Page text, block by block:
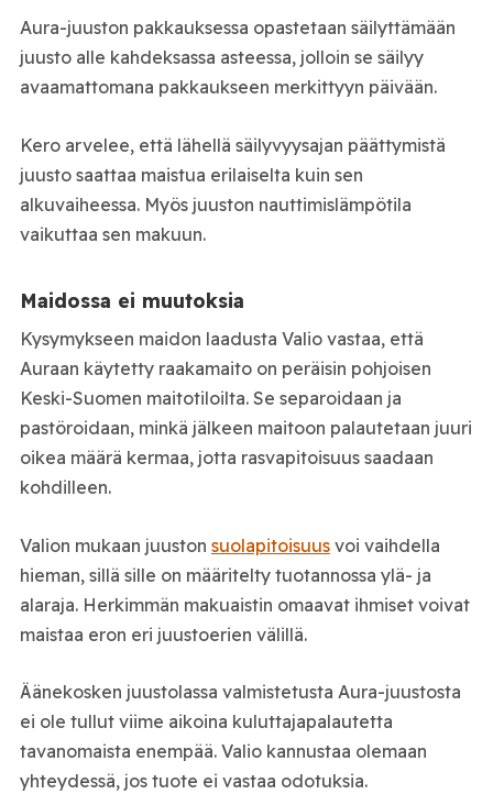
Aura-juuston pakkauksessa opastetaan säilyttämään
juusto alle kahdeksassa asteessa, jolloin se säilyy
avaamattomana pakkaukseen merkittyyn päivään.
Kero arvelee, että lähellä säilyvyysajan päättymistä
juusto saattaa maistua erilaiselta kuin sen
alkuvaiheessa. Myös juuston nauttimislämpötila
vaikuttaa sen makuun.
Maidossa ei muutoksia
Kysymykseen maidon laadusta Valio vastaa, että
Auraan käytetty raakamaito on peräisin pohjoisen
Keski-Suomen maitotiloilta. Se separoidaan ja
pastöroidaan, minkä jälkeen maitoon palautetaan juuri
oikea määrä kermaa, jotta rasvapitoisuus saadaan
kohdilleen.
Valion mukaan juuston suolapitoisuusvoi vaihdella
hieman, sillä sille on määritelty tuotannossa ylä- ja
alaraja. Herkimmän makuaistin omaavat ihmiset voivat
maistaa eron eri juustoerien välillä.
Äänekosken juustolassa valmistetusta Aura-juustosta
ei ole tullut viime aikoina kuluttajapalautetta
tavanomaista enempää. Valio kannustaa olemaan
yhteydessä, jos tuote ei vastaa odotuksia.